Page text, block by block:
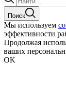
Поиск
Мы используем
эффективности
Продолжая
ваших
OK